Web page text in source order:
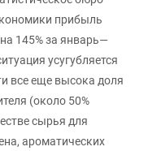
прибыль
145% за январь—
усугубляется
все еще высока доля
(около 50%
сырья для
ароматических